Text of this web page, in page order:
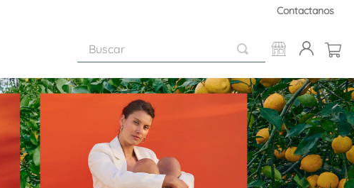
Contactanos